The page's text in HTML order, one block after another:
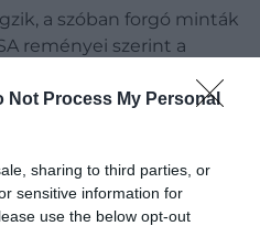
Not Process My Personal
sharing to third parties, or
sensitive information for
use the below opt-out
a szóban forgó minták
reményei szerint a
hatásairól.
egy aktatáska méretű